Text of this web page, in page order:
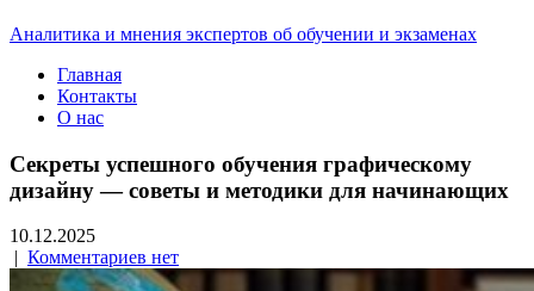
Аналитика и мнения экспертов об обучении и экзаменах
Главная
Контакты
О нас
Секреты успешного обучения графическому
дизайну — советы и методики для начинающих
10.12.2025
| Комментариев нет